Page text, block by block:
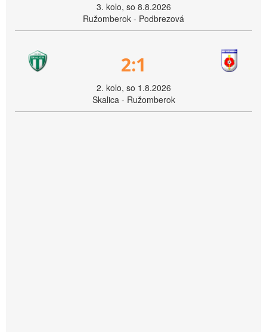
3. kolo, so 8.8.2026
Ružomberok - Podbrezová
2:1
2. kolo, so 1.8.2026
Skalica - Ružomberok